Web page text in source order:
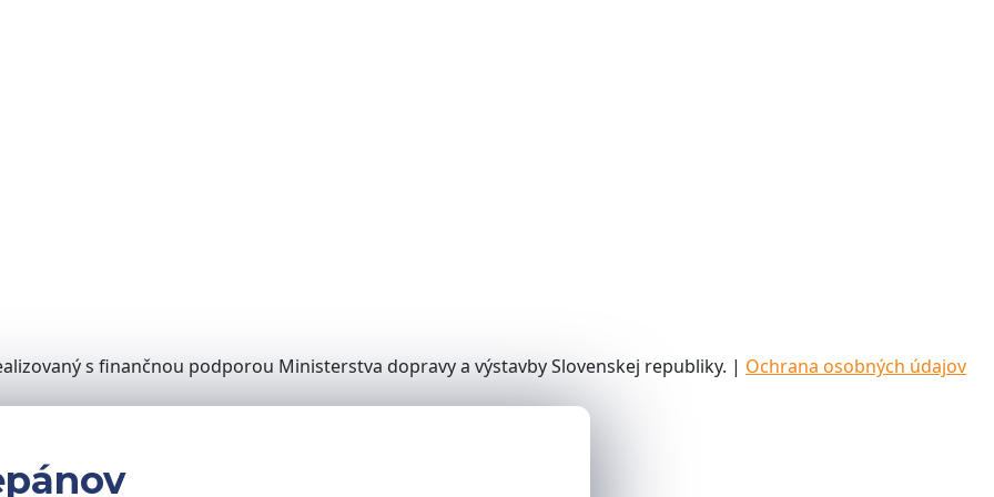
s finančnou podporou Ministerstva dopravy a výstavby Slovenskej republiky. | Ochrana osobných údajov